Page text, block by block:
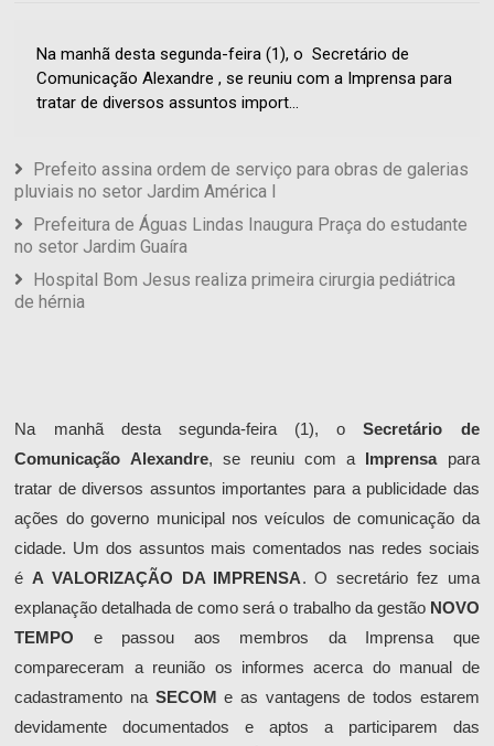
Na manhã desta segunda-feira (1), o Secretário de
Comunicação Alexandre , se reuniu com a Imprensa para
tratar de diversos assuntos import...
Prefeito assina ordem de serviço para obras de galerias
pluviais no setor Jardim América I
Prefeitura de Águas Lindas Inaugura Praça do estudante
no setor Jardim Guaíra
Hospital Bom Jesus realiza primeira cirurgia pediátrica
de hérnia
Na manhã desta segunda-feira (1), oSecretário de
Comunicação Alexandre, se reuniu com a Imprensapara
tratar de diversos assuntos importantes para a publicidade das
ações do governo municipal nos veículos de comunicação da
cidade. Um dos assuntos mais comentados nas redes sociais
é A VALORIZAÇÃO DA IMPRENSA. O secretário fez uma
explanação detalhada de como será o trabalho da gestão NOVO
TEMPO e passou aos membros da Imprensa que
compareceram a reunião os informes acerca do manual de
cadastramento na SECOM e as vantagens de todos estarem
devidamente documentados e aptos a participarem das